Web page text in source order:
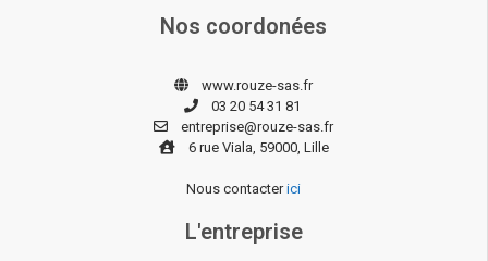
Nos coordonées
www.rouze-sas.fr
03 20 54 31 81
entreprise@rouze-sas.fr
6 rue Viala, 59000, Lille
Nous contacterici
L'entreprise